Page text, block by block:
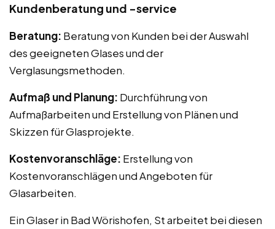
Kundenberatung und -service
Beratung: Beratung von Kunden bei der Auswahl
des geeigneten Glases und der
Verglasungsmethoden.
Aufmaß und Planung: Durchführung von
Aufmaßarbeiten und Erstellung von Plänen und
Skizzen für Glasprojekte.
Kostenvoranschläge: Erstellung von
Kostenvoranschlägen und Angeboten für
Glasarbeiten.
Ein Glaser in Bad Wörishofen, St arbeitet bei diesen